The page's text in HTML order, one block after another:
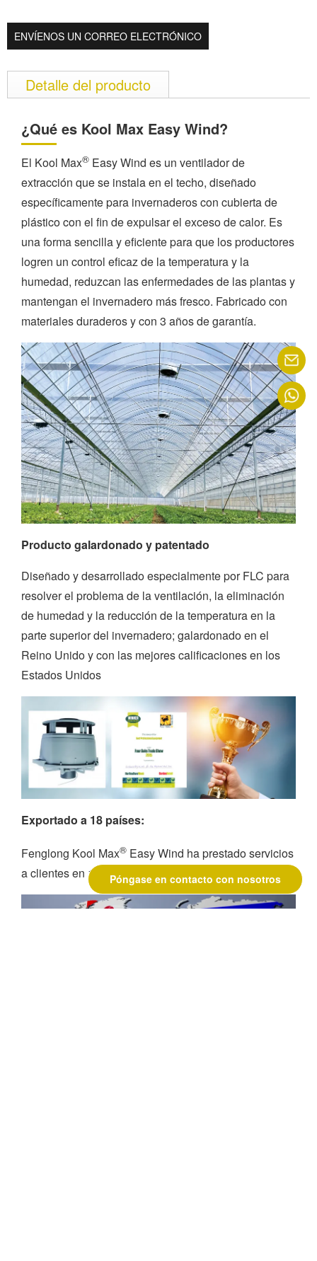
ENVÍENOS UN CORREO ELECTRÓNICO
Detalle del producto
¿Qué es Kool Max Easy Wind?
El Kool Max® Easy Wind es un ventilador de
extracción que se instala en el techo, diseñado
específicamente para invernaderos con cubierta de
plástico con el fin de expulsar el exceso de calor. Es
una forma sencilla y eficiente para que los productores
logren un control eficaz de la temperatura y la
humedad, reduzcan las enfermedades de las plantas y
mantengan el invernadero más fresco. Fabricado con
materiales duraderos y con 3 años de garantía.
Producto galardonado y patentado
Diseñado y desarrollado especialmente por FLC para
resolver el problema de la ventilación, la eliminación
de humedad y la reducción de la temperatura en la
parte superior del invernadero; galardonado en el
Reino Unido y con las mejores calificaciones en los
Estados Unidos
Exportado a 18 países:
Fenglong Kool Max® Easy Wind ha prestado servicios
a clientes en 18 países desde 2012.Póngase en contacto con nosotros